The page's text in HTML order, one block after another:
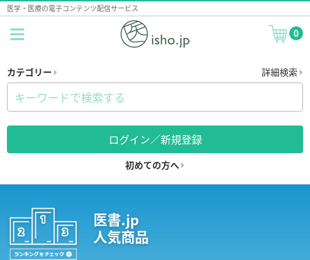
医学・医療の電子コンテンツ配信サービス
0
カテゴリー 詳細検索
ログイン／新規登録
初めての方へ
医書.jp
人気商品